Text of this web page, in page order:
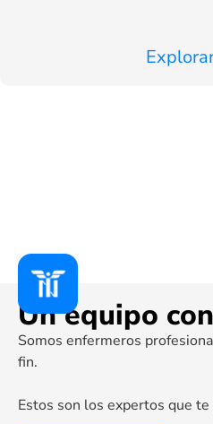
Un equipo
Somos enfermeros
fin.
Estos son los expertos que